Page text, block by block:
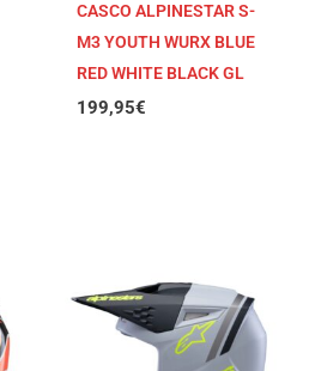
CASCO ALPINESTAR S-
M3 YOUTH WURX BLUE
RED WHITE BLACK GL
199,95€